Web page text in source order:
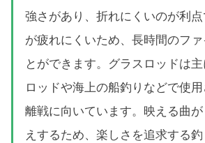
強さがあり、折れにくいのが利
が疲れにくいため、長時間のファ
とができます。グラスロッドは
ロッドや海上の船釣りなどで使
離戦に向いています。映える曲
えするため、楽しさを追求する